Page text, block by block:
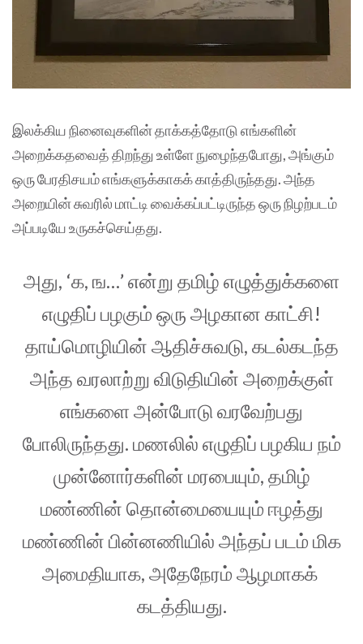
இலக்கிய நினைவுகளின் தாக்கத்தோடு எங்களின்
அறைக்கதவைத் திறந்து உள்ளே நுழைந்தபோது, அங்கும்
ஒரு பேரதிசயம் எங்களுக்காகக் காத்திருந்தது. அந்த
அறையின் சுவரில் மாட்டி வைக்கப்பட்டிருந்த ஒரு நிழற்படம்
அப்படியே உருகச்செய்தது.
அது, ‘க, ங…’ என்று தமிழ் எழுத்துக்களை
எழுதிப் பழகும் ஒரு அழகான காட்சி!
தாய்மொழியின் ஆதிச்சுவடு, கடல்கடந்த
அந்த வரலாற்று விடுதியின் அறைக்குள்
எங்களை அன்போடு வரவேற்பது
போலிருந்தது. மணலில் எழுதிப் பழகிய நம்
முன்னோர்களின் மரபையும், தமிழ்
மண்ணின் தொன்மையையும் ஈழத்து
மண்ணின் பின்னணியில் அந்தப் படம் மிக
அமைதியாக, அதேநேரம் ஆழமாகக்
கடத்தியது.